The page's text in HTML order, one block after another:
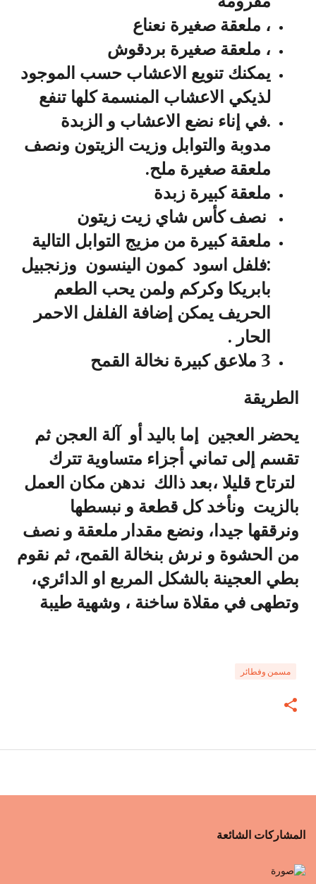
، ملعقة صغيرة نعناع
، ملعقة صغيرة بردقوش
يمكنك تنويع الاعشاب حسب الموجود
لذيكي الاعشاب المنسمة كلها تنفع
.في إناء نضع الاعشاب و الزبدة
مدوبة والتوابل وزيت الزيتون ونصف
ملعقة صغيرة ملح.
ملعقة كبيرة زبدة
نصف كأس شاي زيت زيتون
ملعقة كبيرة من مزيج التوابل التالية
:فلفل اسود كمون الينسون وزنجبيل
بابريكا وكركم ولمن يحب الطعم
الحريف يمكن إضافة الفلفل الاحمر
الحار .
3 ملاعق كبيرة نخالة القمح
الطريقة
يحضر العجين إما باليد أو آلة العجن ثم
تقسم إلى تماني أجزاء متساوية تترك
لترتاح قليلا ،بعد ذالك ندهن مكان العمل
بالزيت ونأخد كل قطعة و نبسطها
ونرققها جيدا، ونضع مقدار ملعقة و نصف
من الحشوة و نرش بنخالة القمح، ثم نقوم
بطي العجينة بالشكل المربع او الدائري،
وتطهى في مقلاة ساخنة ، وشهية طيبة
مسمن وفطائر
المشاركات الشائعة